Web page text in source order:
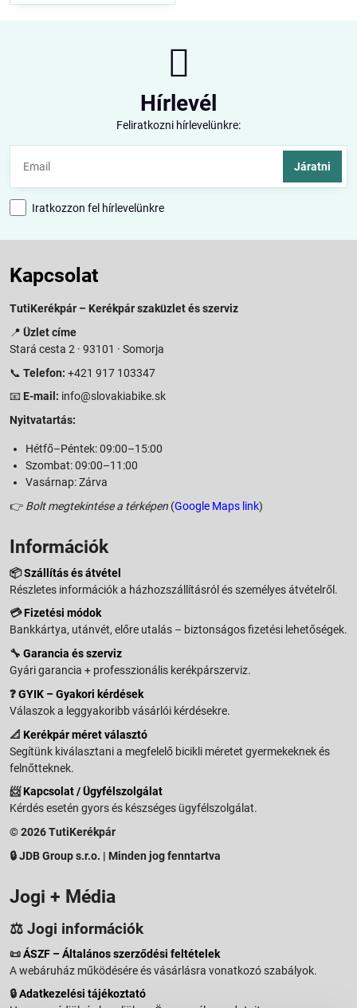
Hírlevél
Feliratkozni hírlevelünkre:
Járatni
Iratkozzon fel hírlevelünkre
Kapcsolat
TutiKerékpár – Kerékpár szaküzlet és szerviz
📍 Üzlet címe
Stará cesta 2 · 93101 · Somorja
📞 Telefon: +421 917 103347
📧 E-mail: info@slovakiabike.sk
Nyitvatartás:
Hétfő–Péntek: 09:00–15:00
Szombat: 09:00–11:00
Vasárnap: Zárva
👉 Bolt megtekintése a térképen (Google Maps link)
Információk
📦Szállítás és átvétel
Részletes információk a házhozszállításról és személyes átvételről.
💳Fizetési módok
Bankkártya, utánvét, előre utalás – biztonságos fizetési lehetőségek.
🔧 Garancia és szerviz
Gyári garancia + professzionális kerékpárszerviz.
❓GYIK – Gyakori kérdések
Válaszok a leggyakoribb vásárlói kérdésekre.
📐 Kerékpár méret választó
Segítünk kiválasztani a megfelelő bicikli méretet gyermekeknek és
felnőtteknek.
📨Kapcsolat / Ügyfélszolgálat
Kérdés esetén gyors és készséges ügyfélszolgálat.
© 2026 TutiKerékpár
🔒 JDB Group s.r.o. | Minden jog fenntartva
Jogi + Média
⚖️ Jogi információk
📜ÁSZF – Általános szerződési feltételek
A webáruház működésére és vásárlásra vonatkozó szabályok.
🔒Adatkezelési tájékoztató